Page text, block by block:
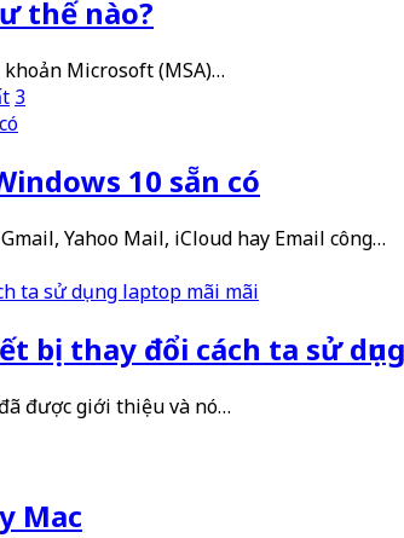
thế nào?
Microsoft (MSA)…
3
10 sẵn có
Yahoo Mail, iCloud hay Email công…
bị thay đổi cách ta sử
được giới thiệu và nó…
Mac